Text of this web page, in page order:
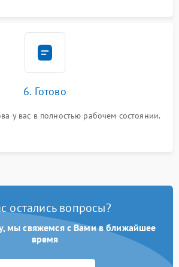
6. Готово
у вас в полностью рабочем состоянии.
остались вопросы?
мы свяжемся с Вами в ближайшее
время